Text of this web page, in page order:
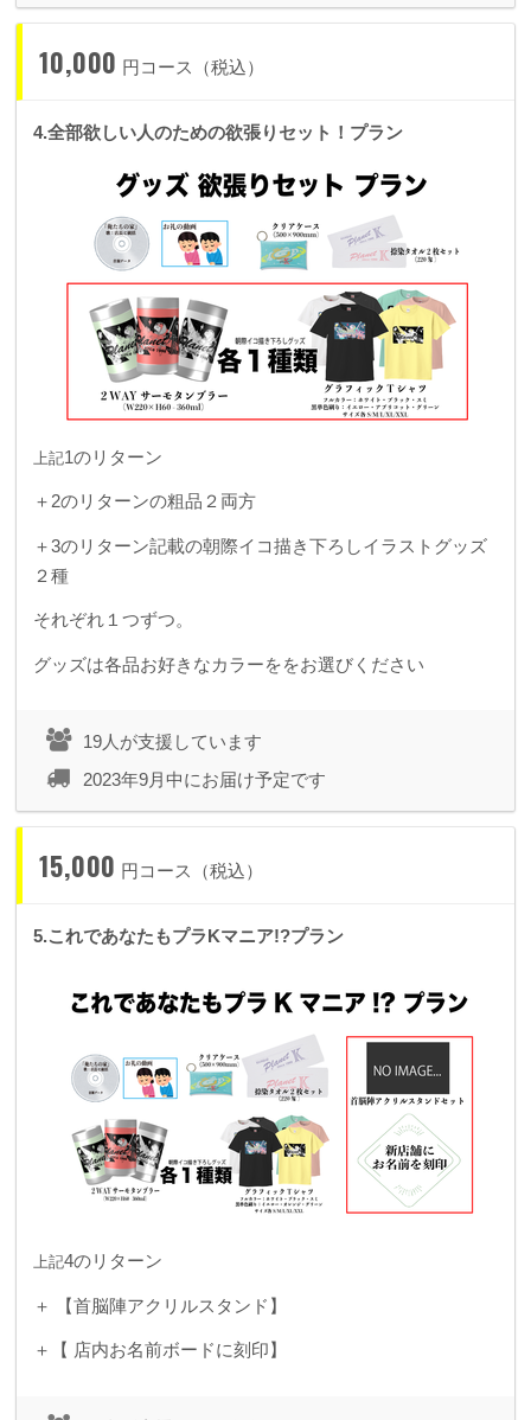
10,000 円コース（税込）
4.全部欲しい人のための欲張りセット！プラン
上記1のリターン
＋2のリターンの粗品２両方
＋3のリターン記載の朝際イコ描き下ろしイラストグッズ
２種
それぞれ１つずつ。
グッズは各品お好きなカラーををお選びください
19人が支援しています
2023年9月中にお届け予定です
15,000 円コース（税込）
5.これであなたもプラKマニア!?プラン
上記4のリターン
＋ 【首脳陣アクリルスタンド】
＋【 店内お名前ボードに刻印】